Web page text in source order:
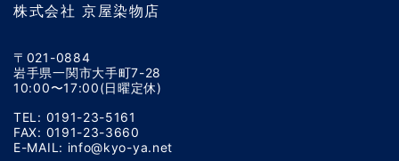
株式会社 京屋染物店
〒021-0884
岩手県一関市大手町7-28
10:00〜17:00(日曜定休)
TEL: 0191-23-5161
FAX: 0191-23-3660
E-MAIL: info@kyo-ya.net